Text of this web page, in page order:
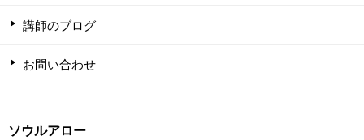
講師のブログ
お問い合わせ
ソウルアロー